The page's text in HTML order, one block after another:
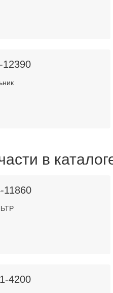
12390
в
11860
4200